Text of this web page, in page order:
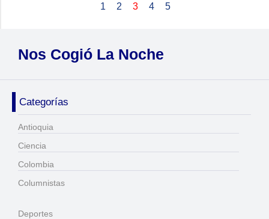
1 2 3 4 5
Nos Cogió La Noche
Categorías
Antioquia
Ciencia
Colombia
Columnistas
Deportes